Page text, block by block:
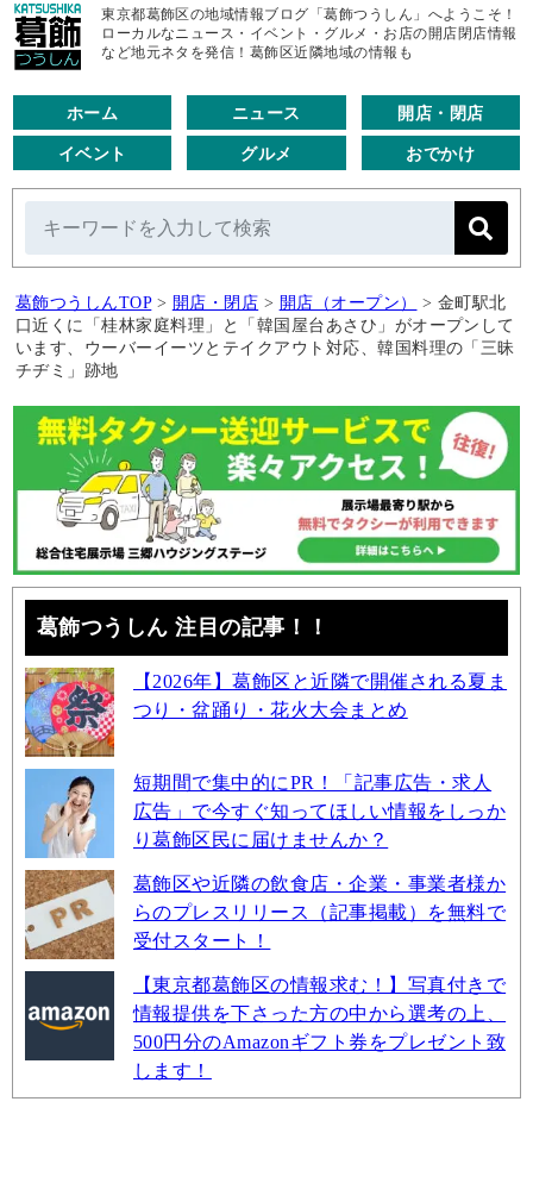
東京都葛飾区の地域情報ブログ「葛飾つうしん」へようこそ！
ローカルなニュース・イベント・グルメ・お店の開店閉店情報
など地元ネタを発信！葛飾区近隣地域の情報も
ホーム ニュース 開店・閉店
イベント グルメ おでかけ
葛飾つうしんTOP > 開店・閉店 > 開店（オープン） > 金町駅北
口近くに「桂林家庭料理」と「韓国屋台あさひ」がオープンして
います、ウーバーイーツとテイクアウト対応、韓国料理の「三昧
チヂミ」跡地
葛飾つうしん 注目の記事！！
【2026年】葛飾区と近隣で開催される夏ま
つり・盆踊り・花火大会まとめ
短期間で集中的にPR！「記事広告・求人
広告」で今すぐ知ってほしい情報をしっか
り葛飾区民に届けませんか？
葛飾区や近隣の飲食店・企業・事業者様か
らのプレスリリース（記事掲載）を無料で
受付スタート！
【東京都葛飾区の情報求む！】写真付きで
情報提供を下さった方の中から選考の上、
500円分のAmazonギフト券をプレゼント致
します！